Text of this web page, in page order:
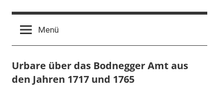
Menü
Urbare über das Bodnegger Amt aus
den Jahren 1717 und 1765